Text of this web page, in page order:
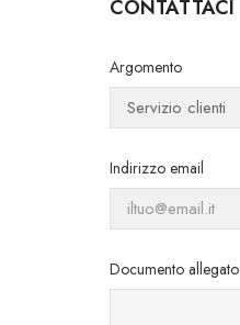
CONTATTACI
Argomento
Indirizzo email
Documento allegato